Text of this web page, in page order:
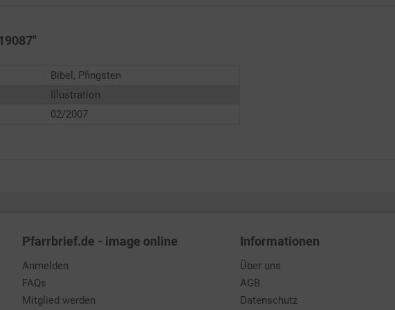
Bibel, Pfingsten
Illustration
02/2007
Pfarrbrief.de - image online
Anmelden
FAQs
Mitglied werden
Informationen
Über uns
AGB
Datenschutz